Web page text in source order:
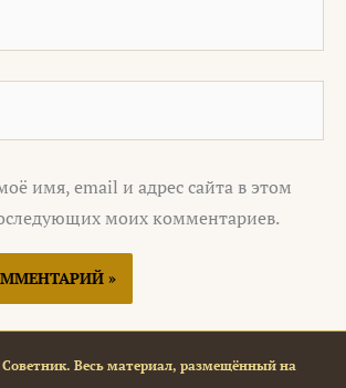
имя, email и адрес сайта в этом
моих комментариев.
Весь материал, размещённый на